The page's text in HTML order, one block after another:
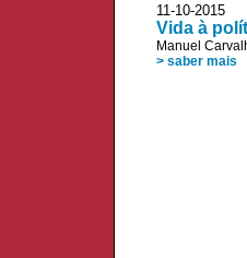
11-10-2015
Vida à
Manuel
> saber mais